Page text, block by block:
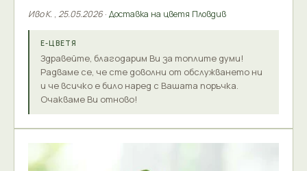
Иво К. , 25.05.2026 · Доставка на цветя Пловдив
Е-ЦВЕТЯ
Здравейте, благодарим Ви за топлите думи!
Радваме се, че сте доволни от обслужването ни
и че всичко е било наред с Вашата поръчка.
Очакваме Ви отново!